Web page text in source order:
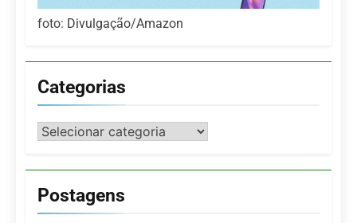
foto: Divulgação/Amazon
Categorias
Categorias
Postagens